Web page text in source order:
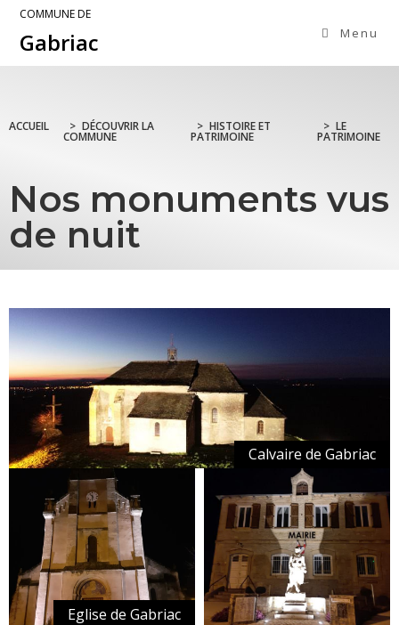
COMMUNE DE
Gabriac Menu
ACCUEIL > DÉCOUVRIR LA
COMMUNE
> HISTOIRE ET
PATRIMOINE
> LE
PATRIMOINE
Nos monuments vus
de nuit
Calvaire de Gabriac
Eglise de Gabriac